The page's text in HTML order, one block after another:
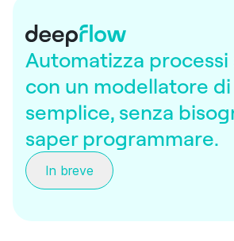
Automatizza processi
con un modellatore
semplice, senza
saper programmare.
In breve